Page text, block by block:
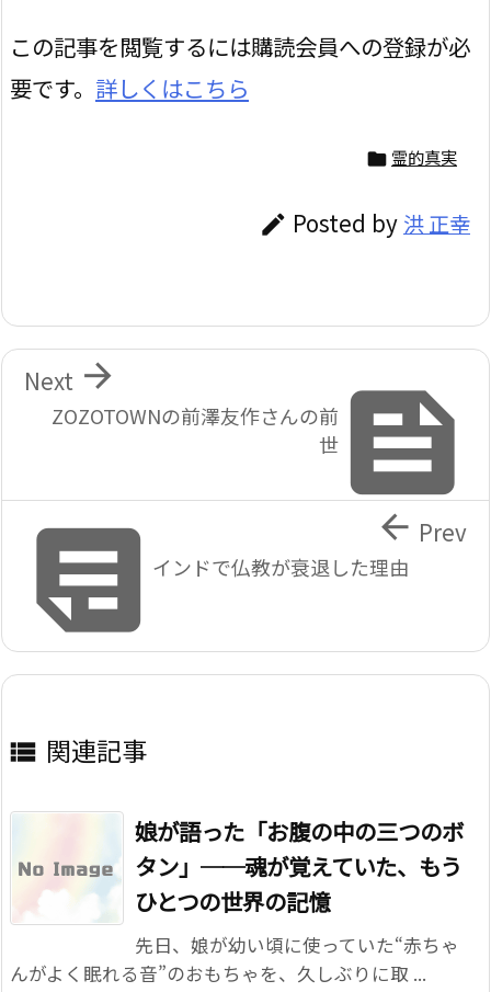
この記事を閲覧するには購読会員への登録が必
要です。 詳しくはこちら
 霊的真実
 Posted by 洪 正幸

ZOZOTOWNの前澤友作さんの前
世

Next
インドで仏教が衰退した理由
 Prev
 関連記事
娘が語った「お腹の中の三つのボ
タン」──魂が覚えていた、もう
ひとつの世界の記憶
先日、娘が幼い頃に使っていた“赤ちゃ
んがよく眠れる音”のおもちゃを、久しぶりに取 ...